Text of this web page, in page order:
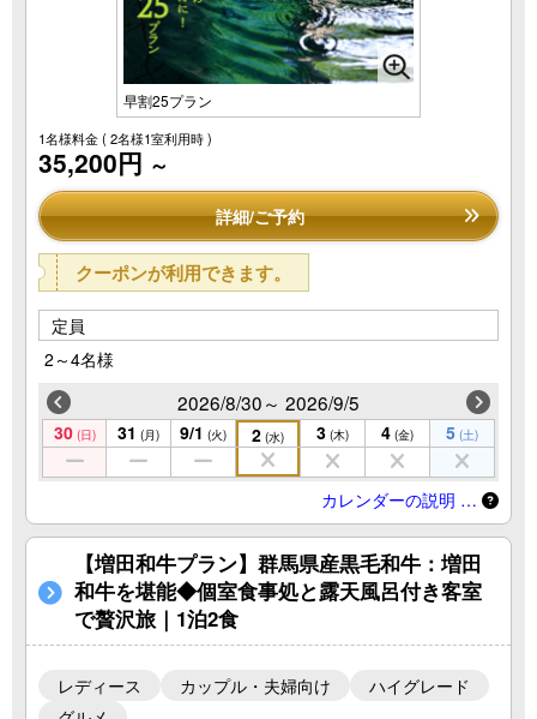
早割25プラン
1名様料金( 2名様1室利用時 )
35,200円 ～
詳細/ご予約
クーポンが利用できます。
定員
2～4名様
2026/8/30～ 2026/9/5
30 (日) 31 (月) 9/1 (火) 2 (水) 3 (木) 4 (金) 5 (土)
カレンダーの説明 …
【増田和牛プラン】群馬県産黒毛和牛：増田
和牛を堪能◆個室食事処と露天風呂付き客室
で贅沢旅｜1泊2食
レディース カップル・夫婦向け
ハイグレード